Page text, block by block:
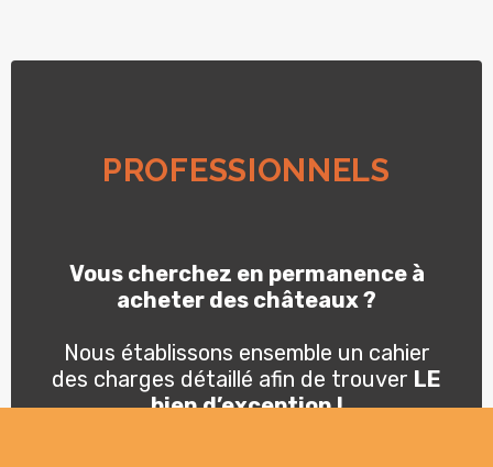
PROFESSIONNELS
Vous cherchez en permanence à
acheter des châteaux ?
Nous établissons ensemble un cahier
des charges détaillé afin de trouver LE
bien d’exception !